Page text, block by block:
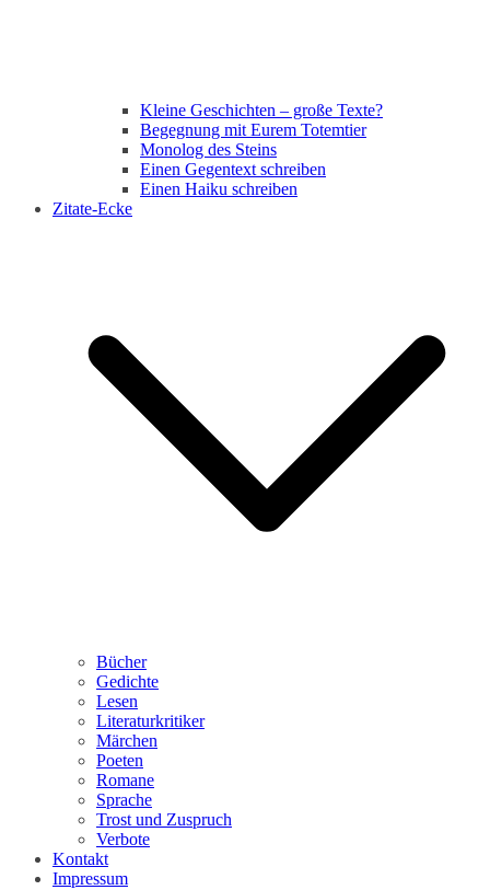
Kleine Geschichten – große Texte?
Begegnung mit Eurem Totemtier
Monolog des Steins
Einen Gegentext schreiben
Einen Haiku schreiben
Zitate-Ecke
Bücher
Gedichte
Lesen
Literaturkritiker
Märchen
Poeten
Romane
Sprache
Trost und Zuspruch
Verbote
Kontakt
Impressum